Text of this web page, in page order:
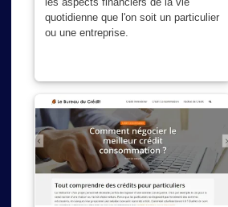
quotidienne que l'on soit un particulier
ou une entreprise.